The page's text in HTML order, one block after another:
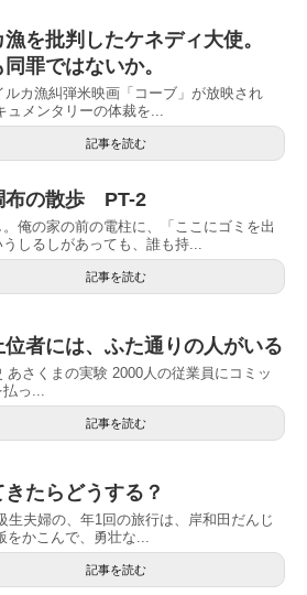
を批判したケネディ大使。
罪ではないか。
ルカ漁糾弾米映画「コーブ」が放映され
ュメンタリーの体裁を...
記事を読む
布の散歩 PT-2
。俺の家の前の電柱に、「ここにゴミを出
しるしがあっても、誰も持...
記事を読む
位者には、ふた通りの人がいる
あさくまの実験 2000人の従業員にコミッ
っ...
記事を読む
たらどうする？
生夫婦の、年1回の旅行は、岸和田だんじ
をかこんで、勇壮な...
記事を読む